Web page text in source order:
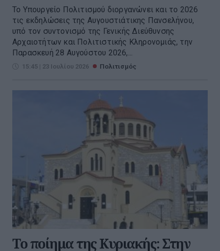
Το Υπουργείο Πολιτισμού διοργανώνει και το 2026
τις εκδηλώσεις της Αυγουστιάτικης Πανσελήνου,
υπό τον συντονισμό της Γενικής Διεύθυνσης
Αρχαιοτήτων και Πολιτιστικής Κληρονομιάς, την
Παρασκευή 28 Αυγούστου 2026,...
15:45 | 23 Ιουλίου 2026 Πολιτισμός
Το ποίημα της Κυριακής: Στην